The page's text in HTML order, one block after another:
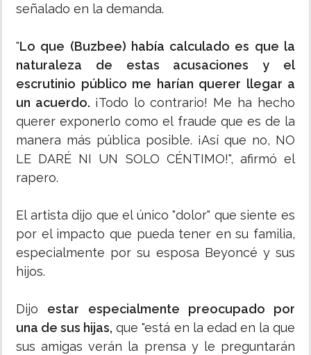
señalado en la demanda.
"Lo que (Buzbee) había calculado es que la
naturaleza de estas acusaciones y el
escrutinio público me harían querer llegar a
un acuerdo. ¡Todo lo contrario! Me ha hecho
querer exponerlo como el fraude que es de la
manera más pública posible. ¡Así que no, NO
LE DARÉ NI UN SOLO CÉNTIMO!", afirmó el
rapero.
El artista dijo que el único "dolor" que siente es
por el impacto que pueda tener en su familia,
especialmente por su esposa Beyoncé y sus
hijos.
Dijo estar especialmente preocupado por
una de sus hijas, que "está en la edad en la que
sus amigas verán la prensa y le preguntarán